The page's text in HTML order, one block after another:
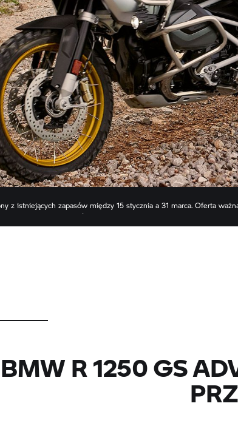
z istniejących zapasów między 15 stycznia a 31 marca. Oferta
nie można jej łączyć z innymi operacjami komercyjnymi w tym
się z przedstawicielem BMW Motorrad. Lista
R 1250 GS